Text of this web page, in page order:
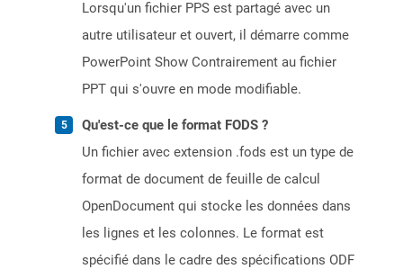
Lorsqu'un fichier PPS est partagé avec un
autre utilisateur et ouvert, il démarre comme
PowerPoint Show Contrairement au fichier
PPT qui s'ouvre en mode modifiable.
Qu'est-ce que le format FODS ?
Un fichier avec extension .fods est un type de
format de document de feuille de calcul
OpenDocument qui stocke les données dans
les lignes et les colonnes. Le format est
spécifié dans le cadre des spécifications ODF